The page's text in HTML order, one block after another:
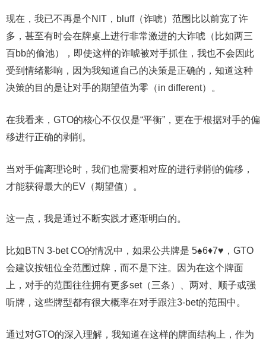
现在，我已不再是个NIT，bluff（诈唬）范围比以前宽了许
多，甚至有时会在牌桌上进行非常激进的大诈唬（比如两三
百bb的偷池），即使这样的诈唬被对手抓住，我也不会因此
受到情绪影响，因为我知道自己的决策是正确的，知道这种
决策的目的是让对手的期望值为零（in different）。
在我看来，GTO的核心不仅仅是“平衡”，更在于根据对手的偏
移进行正确的剥削。
当对手偏离理论时，我们也需要相对应的进行剥削的偏移，
才能获得最大的EV（期望值）。
这一点，我是通过不断实践才逐渐明白的。
比如BTN 3-bet CO的情况中，如果公共牌是 5♠6♦7♥，GTO
会建议按钮位全范围过牌，而不是下注。因为在这个牌面
上，对手的范围往往拥有更多set（三条）、两对、顺子或强
听牌，这些牌型都有很大概率在对手跟注3-bet的范围中。
通过对GTO的深入理解，我知道在这样的牌面结构上，作为